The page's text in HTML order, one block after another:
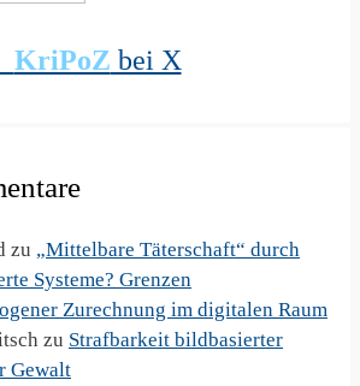
KriPoZ bei X
zu „Mittelbare Täterschaft“ durch
Systeme? Grenzen
Zurechnung im digitalen Raum
zu Strafbarkeit bildbasierter
Gewalt